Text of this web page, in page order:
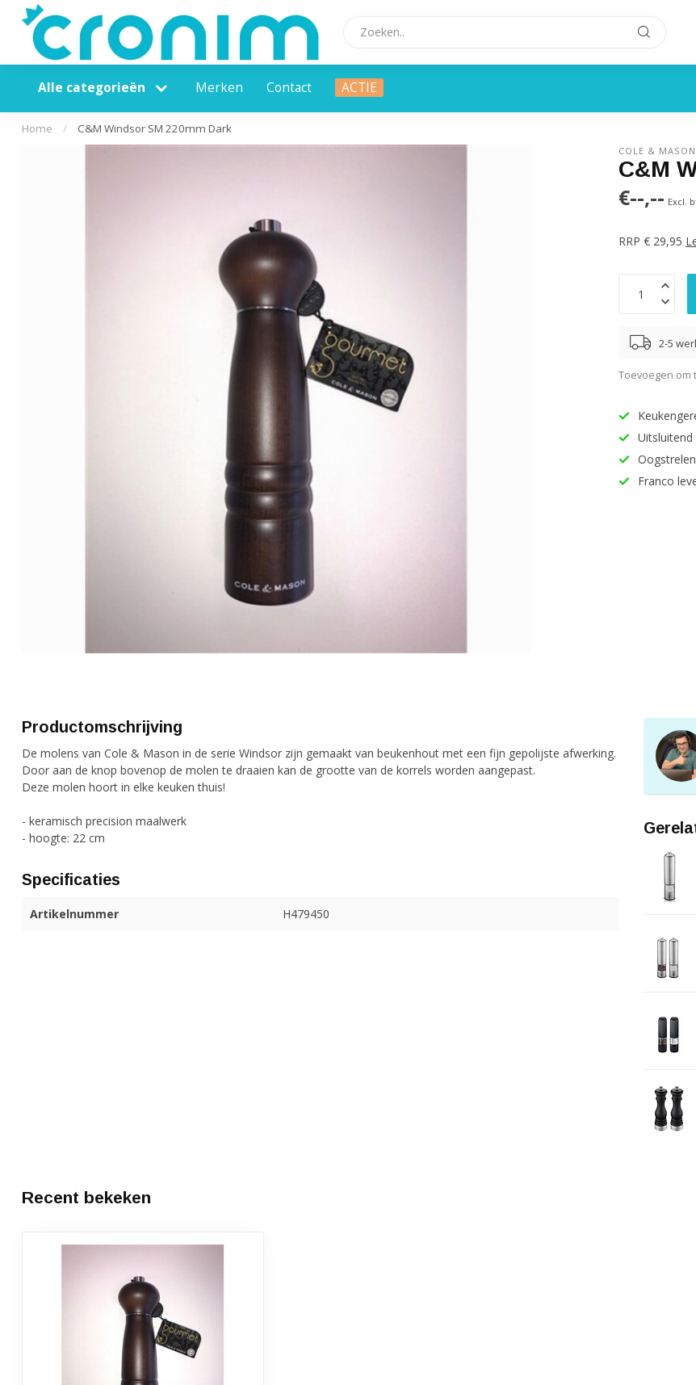
Alle categorieën Merken Contact ACTIE
Home / C&M Windsor SM 220mm Dark
COLE & MASON
C&M
€--,-- Excl.
RRP € 29,95
2-5
Toevoegen om
Franco
Productomschrijving
De molens van Cole & Mason in de serie Windsor zijn gemaakt van beukenhout met een fijn gepolijste afwerking.
Door aan de knop bovenop de molen te draaien kan de grootte van de korrels worden aangepast.
Deze molen hoort in elke keuken thuis!
- keramisch precision maalwerk
- hoogte: 22 cm
Specificaties
Artikelnummer H479450
Recent bekeken